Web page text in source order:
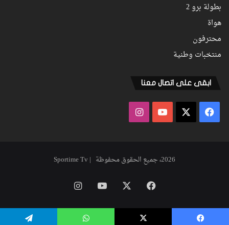
بطولة برو 2
هواة
محترفون
منتخبات وطنية
ابقى على اتصال معنا
فيسبوك ‫YouTubeانستقرام
2026، جميع الحقوق محفوظة | Sportime Tv
فيسبوك ‫YouTubeانستقرام